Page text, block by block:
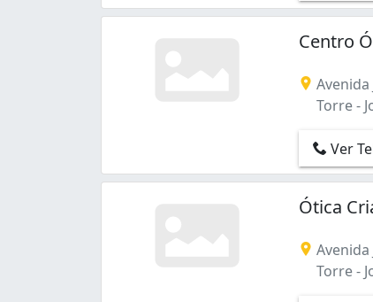
Ernani Sátiro (1)
José Américo de Almeida (1)
Centro
Avenida
Torre -
Ver
Ótica
Avenida
Torre -